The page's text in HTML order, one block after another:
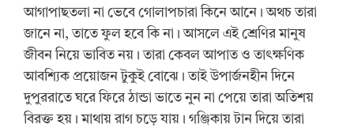
আগাপাছতলা না ভেবে গোলাপচারা কিনে আনে। অথচ তারা
জানে না, তাতে ফুল হবে কি না। আসলে এই শ্রেণির মানুষ
জীবন নিয়ে ভাবিত নয়। তারা কেবল আপাত ও তাৎক্ষণিক
আবশ্যিক প্রয়োজন টুকুই বোঝে। তাই উপার্জনহীন দিনে
দুপুররাতে ঘরে ফিরে ঠান্ডা ভাতে নুন না পেয়ে তারা অতিশয়
বিরক্ত হয়। মাথায় রাগ চড়ে যায়। গঞ্জিকায় টান দিয়ে তারা